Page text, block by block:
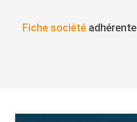
Fiche société adhérente